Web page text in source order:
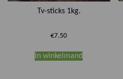
Tv-sticks 1kg.
€7.50
In winkelmand